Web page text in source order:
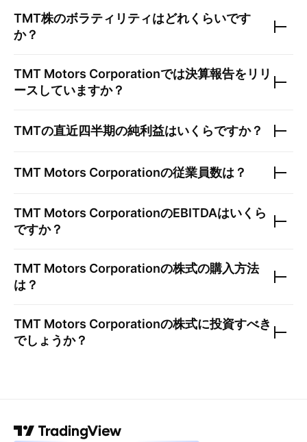
TMT株のボラティリティはどれくらいです
か？
TMT Motors Corporationでは決算報告をリリ
ースしていますか？
TMTの直近四半期の純利益はいくらですか？
TMT Motors Corporationの従業員数は？
TMT Motors CorporationのEBITDAはいくら
ですか？
TMT Motors Corporationの株式の購入方法
は？
TMT Motors Corporationの株式に投資すべき
でしょうか？